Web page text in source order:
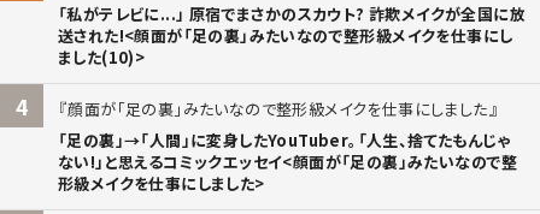
「私がテレビに...」 原宿でまさかのスカウト? 詐欺メイクが全国に放
送された!<顔面が「足の裏」みたいなので整形級メイクを仕事にし
ました(10)>
4
顔面が「足の裏」みたいなので整形級メイクを仕事にしました
「足の裏」→「人間」に変身したYouTuber。「人生、捨てたもんじゃ
ない!」と思えるコミックエッセイ<顔面が「足の裏」みたいなので整
形級メイクを仕事にしました>